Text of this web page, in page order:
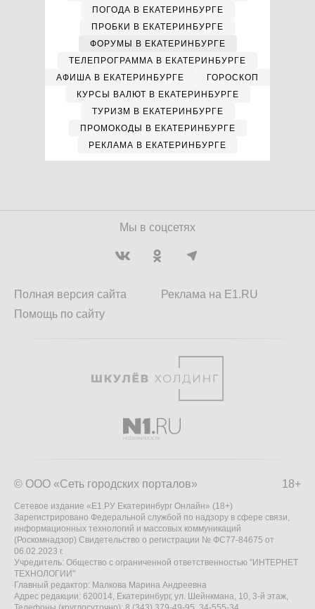
ПОГОДА В ЕКАТЕРИНБУРГЕ
ПРОБКИ В ЕКАТЕРИНБУРГЕ
ФОРУМЫ В ЕКАТЕРИНБУРГЕ
ТЕЛЕПРОГРАММА В ЕКАТЕРИНБУРГЕ
АФИША В ЕКАТЕРИНБУРГЕ
ГОРОСКОП
КУРСЫ ВАЛЮТ В ЕКАТЕРИНБУРГЕ
ТУРИЗМ В ЕКАТЕРИНБУРГЕ
ПРОМОКОДЫ В ЕКАТЕРИНБУРГЕ
РЕКЛАМА В ЕКАТЕРИНБУРГЕ
Мы в соцсетях
Полная версия сайта
Помощь по сайту
Реклама на E1.RU
18+
© ООО «Сеть городских порталов»
Сетевое издание «Е1.РУ Екатеринбург Онлайн» (18+)
Зарегистрировано Федеральной службой по надзору в сфере связи,
информационных технологий и массовых коммуникаций
(Роскомнадзор) Свидетельство о регистрации № ФС77-84675 от
06.02.2023 г.
Учредитель: Общество с ограниченной ответственностью "ИНТЕРНЕТ
ТЕХНОЛОГИИ"
Главный редактор: Малкова Марина Андреевна
Адрес редакции: 620014, Екатеринбург, ул. Шейнкмана, 10, 3-й этаж,